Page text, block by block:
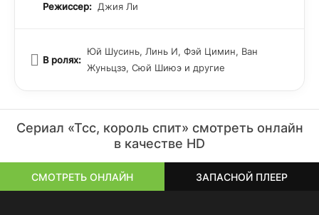
Режиссер: Джия Ли
В ролях:
Юй Шусинь, Линь И, Фэй Цимин, Ван
Жуньцзэ, Сюй Шиюэ и другие
Сериал «Тсс, король спит» смотреть онлайн
в качестве HD
СМОТРЕТЬ ОНЛАЙН ЗАПАСНОЙ ПЛЕЕР